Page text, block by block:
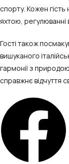
спорту. Кожен гість
яхтою, регулюванні
Гості також
вишуканого
гармонії з
справжнє відчуття